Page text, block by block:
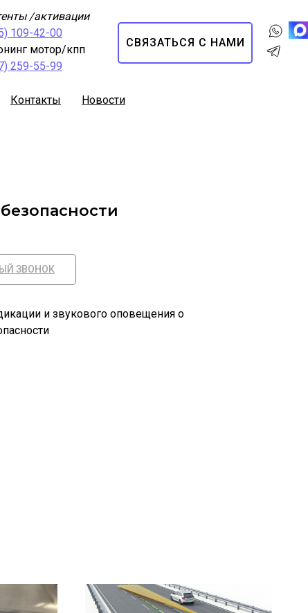
/активации
109-42-00
мотор/кпп
259-55-99
СВЯЗАТЬСЯ С НАМИ
Контакты Новости
ЗВОНОК
и звукового оповещения о